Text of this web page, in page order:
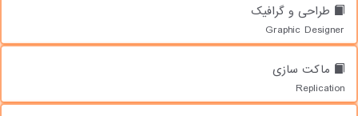
طراحی و گرافیک
Graphic Designer
ماکت سازی
Replication